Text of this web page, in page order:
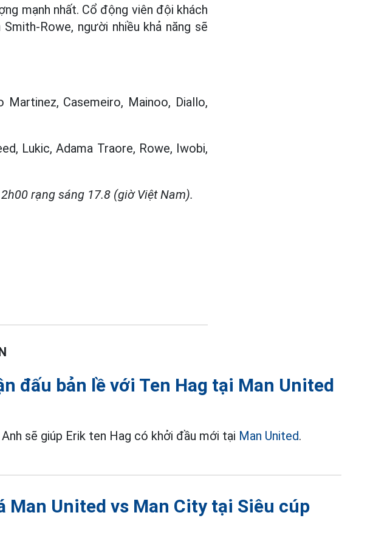
mạnh nhất. Cổ động viên đội khách
Rowe, người nhiều khả năng sẽ
Martinez, Casemeiro, Mainoo, Diallo,
Lukic, Adama Traore, Rowe, Iwobi,
rạng sáng 17.8 (giờ Việt Nam).
đấu bản lề với Ten Hag tại Man United
sẽ giúp Erik ten Hag có khởi đầu mới tại Man United.
Man United vs Man City tại Siêu cúp